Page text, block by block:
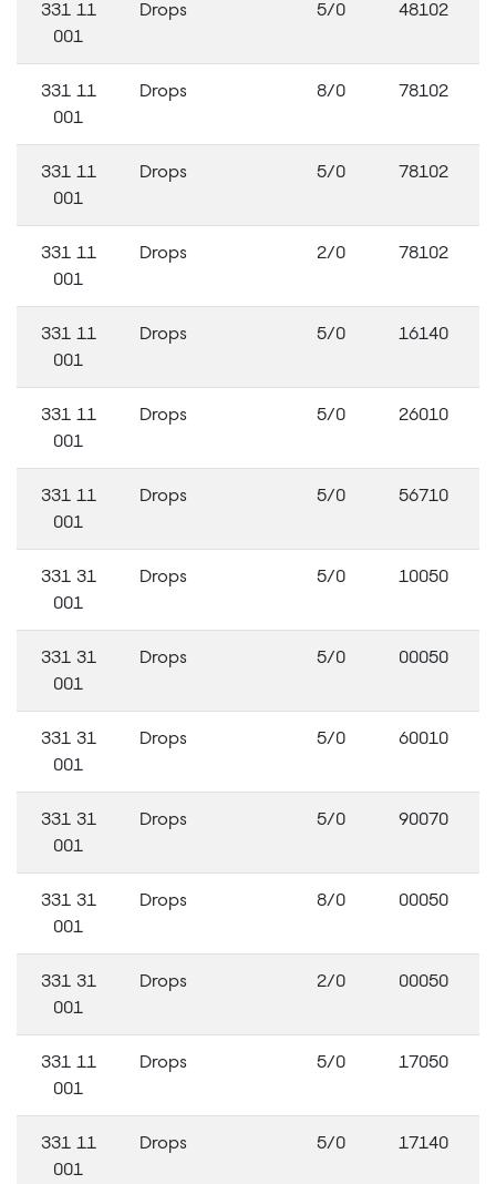
331 11
001
Drops 5/0 48102
331 11
001
Drops 8/0 78102
331 11
001
Drops 5/0 78102
331 11
001
Drops 2/0 78102
331 11
001
Drops 5/0 16140
331 11
001
Drops 5/0 26010
331 11
001
Drops 5/0 56710
331 31
001
Drops 5/0 10050
331 31
001
Drops 5/0 00050
331 31
001
Drops 5/0 60010
331 31
001
Drops 5/0 90070
331 31
001
Drops 8/0 00050
331 31
001
Drops 2/0 00050
331 11
001
Drops 5/0 17050
331 11
001
Drops 5/0 17140